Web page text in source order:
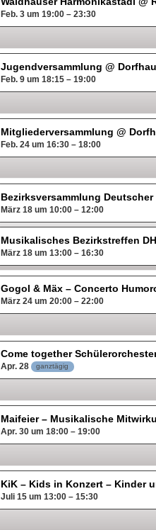
Feb. 3 um 19:00 – 23:30
Jugendversammlung@
Feb. 9 um 18:15 – 19:00
Mitgliederversammlung@
Feb. 24 um 16:30 – 18:00
Bezirksversammlung
März 18 um 10:00 – 12:00
Musikalisches Bezirkstreffen
März 18 um 13:00 – 16:30
Gogol & Mäx – Concerto
März 24 um 20:00 – 22:00
Come together
Apr. 28 ganztägig
Maifeier – Musikalische
Apr. 30 um 18:00 – 19:00
KiK – Kids in Konzert – Kinder
Juli 15 um 13:00 – 15:30